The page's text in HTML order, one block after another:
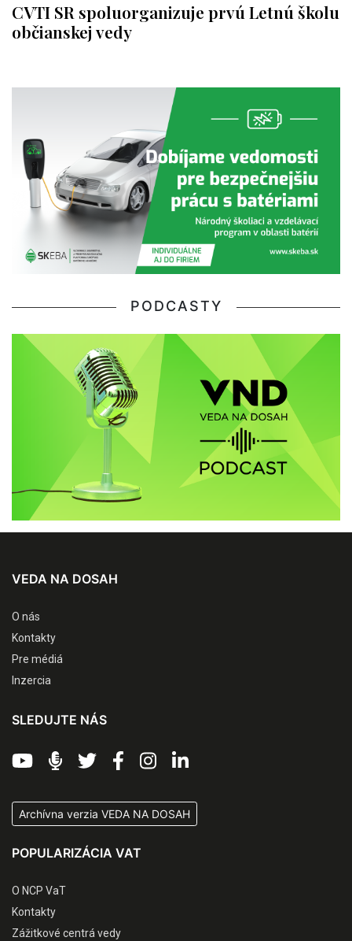
CVTI SR spoluorganizuje prvú Letnú školu
občianskej vedy
PODCASTY
VEDA NA DOSAH
O nás
Kontakty
Pre médiá
Inzercia
SLEDUJTE NÁS
Archívna verzia VEDA NA DOSAH
POPULARIZÁCIA VAT
O NCP VaT
Kontakty
Zážitkové centrá vedy